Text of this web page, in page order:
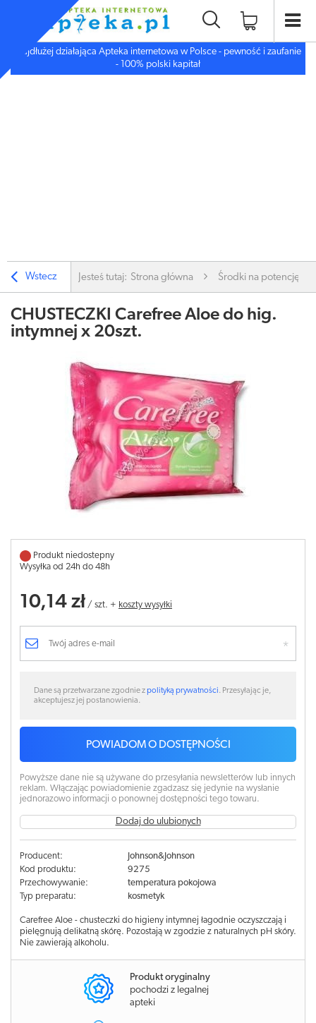
Najdłużej działająca Apteka internetowa w Polsce - pewność i zaufanie
- 100% polski kapitał
Wstecz Jesteś tutaj: Strona główna Środki na potencję i
CHUSTECZKI Carefree Aloe do hig.
intymnej x 20szt.
Produkt niedostepny
Wysyłka od 24h do 48h
10,14 zł / szt. + koszty wysyłki
Dane są przetwarzane zgodnie zpolityką prywatności. Przesyłając je,
akceptujesz jej postanowienia.
POWIADOM O DOSTĘPNOŚCI
Powyższe dane nie są używane do przesyłania newsletterów lub innych
reklam. Włączając powiadomienie zgadzasz się jedynie na wysłanie
jednorazowo informacji o ponownej dostępności tego towaru.
Dodaj do ulubionych
Producent:
Johnson&Johnson
Kod produktu:
9275
Przechowywanie:
temperatura pokojowa
Typ preparatu:
kosmetyk
Carefree Aloe - chusteczki do higieny intymnej łagodnie oczyszczają i
pielęgnują delikatną skórę. Pozostają w zgodzie z naturalnych pH skóry.
Nie zawierają alkoholu.
Produkt oryginalny
pochodzi z legalnej
apteki